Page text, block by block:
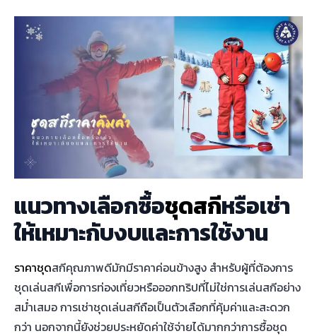
แนวทางเลือกซื้อชุดสกีหรือเช่า
ให้เหมาะกับงบและการใช้งาน
ราคาชุดสกีคุณภาพดีมักมีราคาค่อนข้างสูง สำหรับผู้ที่ต้องการ
ชุดเล่นสกีเพื่อการท่องเที่ยวหรือออกทริปที่ไม่ใช่การเล่นสกีอย่าง
สม่ำเสมอ การเช่าชุดเล่นสกีถือเป็นตัวเลือกที่คุ้มค่าและสะดวก
กว่า นอกจากนี้ยังช่วยประหยัดค่าใช้จ่ายได้มากกว่าการซื้อชุด